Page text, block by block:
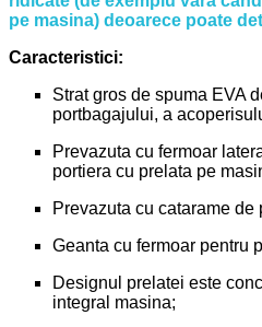
pe masina) deoarece poate
Caracteristici:
Strat gros de spuma EVA
portbagajului, a
Prevazuta cu fermoar
portiera cu prelata pe
Prevazuta cu catarame
Geanta cu fermoar pentru
Designul prelatei este
integral masina;